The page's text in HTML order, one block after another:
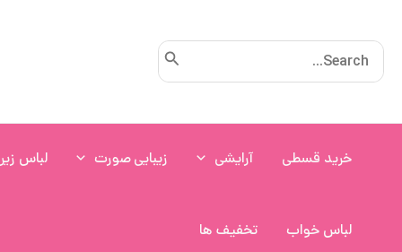
Search
for:
خرید قسطی آرایشی زیبایی صورت لباس زیر
لباس خواب تخفیف ها